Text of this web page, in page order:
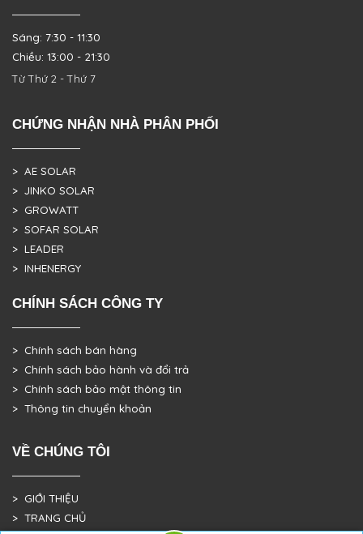
Sáng: 7:30 - 11:30
Chiều: 13:00 - 21:30
Từ Thứ 2 - Thứ 7
CHỨNG NHẬN NHÀ PHÂN PHỐI
> AE SOLAR
> JINKO SOLAR
> GROWATT
> SOFAR SOLAR
> LEADER
> INHENERGY
CHÍNH SÁCH CÔNG TY
> Chính sách bán hàng
> Chính sách bảo hành và đổi trả
> Chính sách bảo mật thông tin
> Thông tin chuyển khoản
VỀ CHÚNG TÔI
> GIỚI THIỆU
> TRANG CHỦ